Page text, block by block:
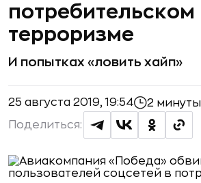
потребительском
терроризме
И попытках «ловить хайп»
25 августа 2019, 19:54 2 минуты
Поделиться: